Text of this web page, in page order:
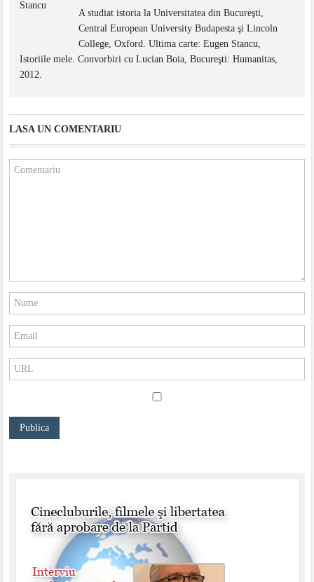
A studiat istoria la Universitatea din Bucureşti,
Central European University Budapesta şi Lincoln
College, Oxford. Ultima carte: Eugen Stancu,
Istoriile mele. Convorbiri cu Lucian Boia, Bucureşti: Humanitas,
2012.
LASA UN COMENTARIU